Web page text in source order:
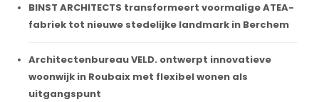
BINST ARCHITECTS transformeert voormalige ATEA-
fabriek tot nieuwe stedelijke landmark in Berchem
Architectenbureau VELD. ontwerpt innovatieve
woonwijk in Roubaix met flexibel wonen als
uitgangspunt